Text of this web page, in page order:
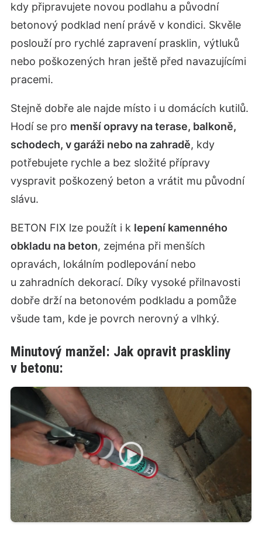
kdy připravujete novou podlahu a původní
betonový podklad není právě v kondici. Skvěle
poslouží pro rychlé zapravení prasklin, výtluků
nebo poškozených hran ještě před navazujícími
pracemi.
Stejně dobře ale najde místo i u domácích kutilů.
Hodí se pro menší opravy na terase, balkoně,
schodech, v garáži nebo na zahradě, kdy
potřebujete rychle a bez složité přípravy
vyspravit poškozený beton a vrátit mu původní
slávu.
BETON FIX lze použít i k lepení kamenného
obkladu na beton, zejména při menších
opravách, lokálním podlepování nebo
u zahradních dekorací. Díky vysoké přilnavosti
dobře drží na betonovém podkladu a pomůže
všude tam, kde je povrch nerovný a vlhký.
Minutový manžel: Jak opravit praskliny
v betonu: